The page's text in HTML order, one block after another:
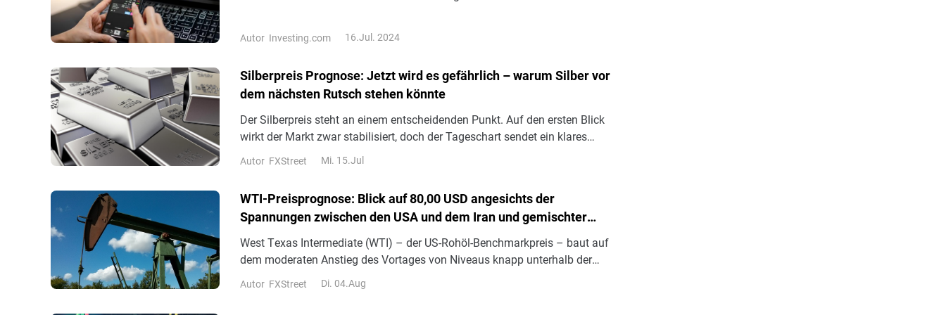
Autor Investing.com 16.Jul. 2024
Silberpreis Prognose: Jetzt wird es gefährlich – warum Silber vor
dem nächsten Rutsch stehen könnte
Der Silberpreis steht an einem entscheidenden Punkt. Auf den ersten Blick
wirkt der Markt zwar stabilisiert, doch der Tageschart sendet ein klares
Warnsignal. Bei 58,81 US-Dollar notieren die Silber-Futures am COMEX-
Autor FXStreet Mi. 15.Jul
WTI-Preisprognose: Blick auf 80,00 USD angesichts der
Spannungen zwischen den USA und dem Iran und gemischter
technischer Lage
West Texas Intermediate (WTI) – der US-Rohöl-Benchmarkpreis – baut auf
dem moderaten Anstieg des Vortages von Niveaus knapp unterhalb der
mittleren 77,00 USD auf und gewinnt am Dienstag im asiatischen Handel
etwas an positiver Dynamik.
Autor FXStreet Di. 04.Aug